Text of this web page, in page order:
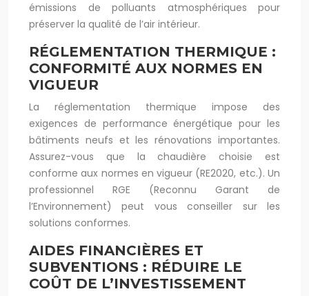
émissions de polluants atmosphériques pour
préserver la qualité de l’air intérieur.
RÉGLEMENTATION THERMIQUE :
CONFORMITÉ AUX NORMES EN
VIGUEUR
La réglementation thermique impose des
exigences de performance énergétique pour les
bâtiments neufs et les rénovations importantes.
Assurez-vous que la chaudière choisie est
conforme aux normes en vigueur (RE2020, etc.). Un
professionnel RGE (Reconnu Garant de
l’Environnement) peut vous conseiller sur les
solutions conformes.
AIDES FINANCIÈRES ET
SUBVENTIONS : RÉDUIRE LE
COÛT DE L’INVESTISSEMENT